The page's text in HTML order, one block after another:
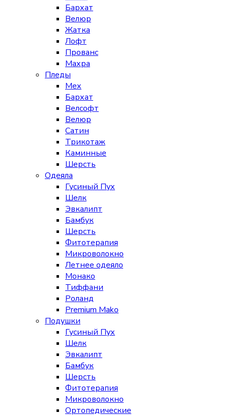
Бархат
Велюр
Жатка
Лофт
Прованс
Махра
Пледы
Мех
Бархат
Велсофт
Велюр
Сатин
Трикотаж
Каминные
Шерсть
Одеяла
Гусиный Пух
Шелк
Эвкалипт
Бамбук
Шерсть
Фитотерапия
Микроволокно
Летнее одеяло
Монако
Тиффани
Роланд
Premium Mako
Подушки
Гусиный Пух
Шелк
Эвкалипт
Бамбук
Шерсть
Фитотерапия
Микроволокно
Ортопедические